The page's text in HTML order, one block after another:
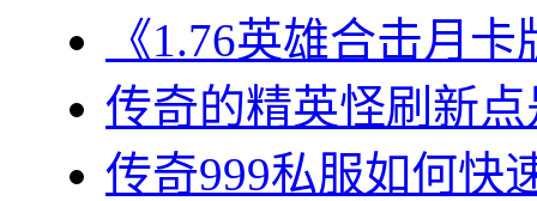
《1.76英雄合击月
传奇的精英怪刷新
传奇999私服如何快